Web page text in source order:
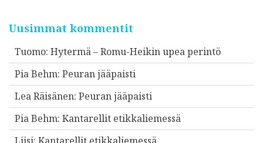
Uusimmat kommentit
Tuomo: Hytermä – Romu-Heikin upea perintö
Pia Behm: Peuran jääpaisti
Lea Räisänen: Peuran jääpaisti
Pia Behm: Kantarellit etikkaliemessä
Liisi: Kantarellit etikkaliemessä